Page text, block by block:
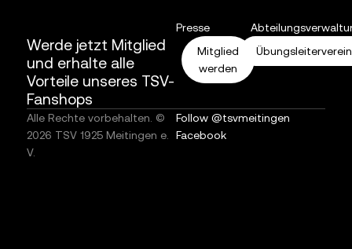
Presse
Werde jetzt Mitglied
und erhalte alle
Vorteile unseres TSV-
Fanshops
Mitglied
werden
Alle Rechte vorbehalten. ©
2026 TSV 1925 Meitingen e.
V.
Follow @tsvmeitingen
Facebook